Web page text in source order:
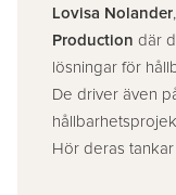
Lovisa Nolander,
Production där
lösningar för
De driver även
Hör deras